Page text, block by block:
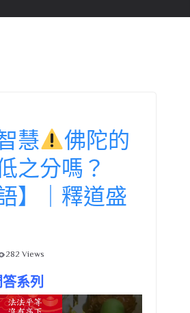
慧
佛陀的
之分嗎？
】｜釋道盛
282 Views
系列